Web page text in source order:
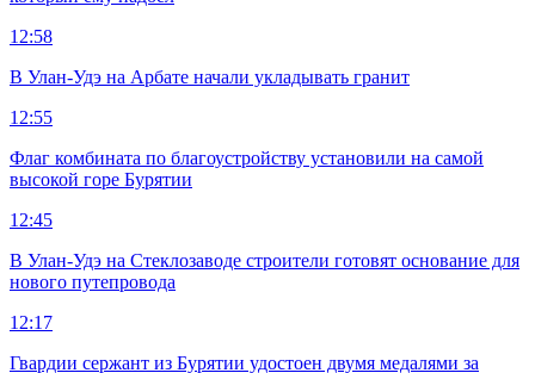
12:58
В Улан-Удэ на Арбате начали укладывать гранит
12:55
Флаг комбината по благоустройству установили на самой
высокой горе Бурятии
12:45
В Улан-Удэ на Стеклозаводе строители готовят основание для
нового путепровода
12:17
Гвардии сержант из Бурятии удостоен двумя медалями за